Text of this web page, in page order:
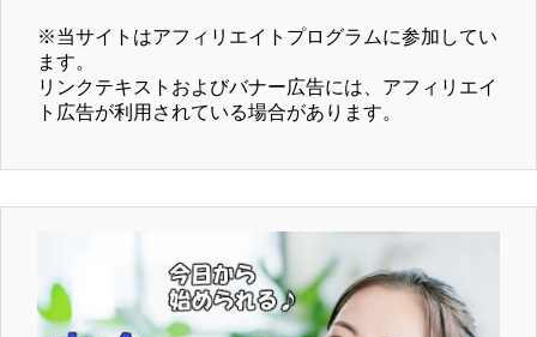
※当サイトはアフィリエイトプログラムに参加してい
ます。
リンクテキストおよびバナー広告には、アフィリエイ
ト広告が利用されている場合があります。